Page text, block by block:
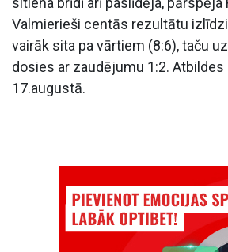
Valmierieši centās rezultātu
vairāk sita pa vārtiem (8:6), taču
dosies ar zaudējumu 1:2.
17.augustā.